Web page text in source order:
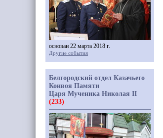
основан 22 марта 2018 г.
Другие события
Белгородский отдел Казачьего
Конвоя Памяти
Царя Мученика Николая II
(233)